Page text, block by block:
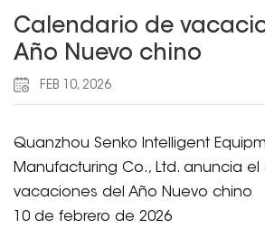
Calendario de
Año Nuevo chino
FEB 10, 2026
Quanzhou Senko Intelligent
Manufacturing Co., Ltd. anuncia
vacaciones del Año Nuevo chino
10 de febrero de 2026